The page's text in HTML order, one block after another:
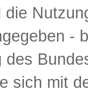
-
sich mit